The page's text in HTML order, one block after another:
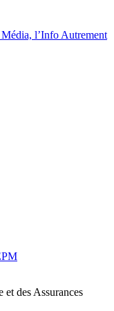
l’Info Autrement
des Assurances